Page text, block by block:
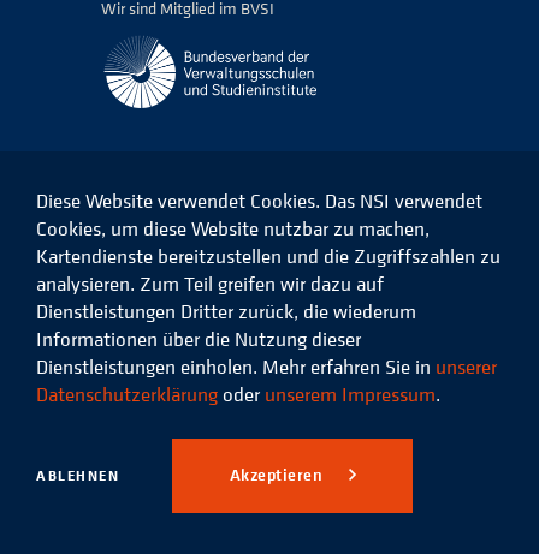
Wir sind Mitglied im BVSI
Das
NSI
Facebook
Das
NSI
auf
LinkedIn
Das
NSI
auf
Instagram
Das
Xing
© 2026 Niedersächsisches
Studieninstitut für kommunale
Verwaltung e.V.
Datenschutz Impressum
Diese Website verwendet Cookies. Das NSI verwendet
Cookies, um diese Website nutzbar zu machen,
Kartendienste bereitzustellen und die Zugriffszahlen zu
analysieren. Zum Teil greifen wir dazu auf
Dienstleistungen Dritter zurück, die wiederum
Informationen über die Nutzung dieser
Dienstleistungen einholen. Mehr erfahren Sie in unserer
Datenschutzerklärung oder unserem Impressum.
ABLEHNEN Akzeptieren